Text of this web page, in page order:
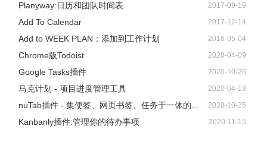
Planyway:日历和团队时间表 2017-09-19
Add To Calendar 2017-12-14
Add to WEEK PLAN：添加到工作计划 2016-05-04
Chrome版Todoist 2020-04-09
Google Tasks插件 2020-10-26
马克计划 - 项目进度管理工具 2020-04-13
nuTab插件 - 集便签、网页书签、任务于一体的... 2020-10-25
Kanbanly插件:管理你的待办事项 2020-11-15